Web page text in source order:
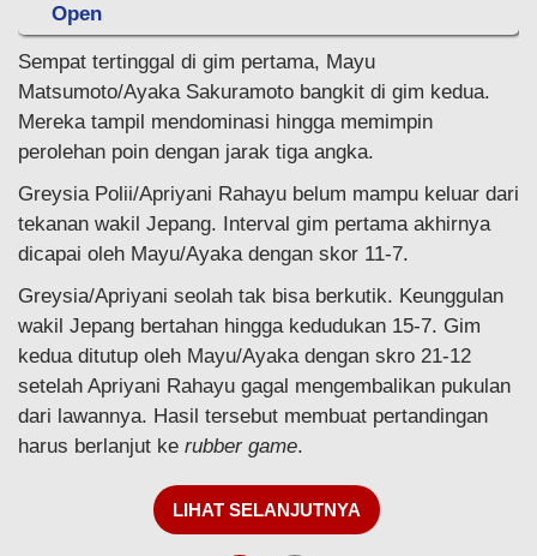
Open
Sempat tertinggal di gim pertama, Mayu
Matsumoto/Ayaka Sakuramoto bangkit di gim kedua.
Mereka tampil mendominasi hingga memimpin
perolehan poin dengan jarak tiga angka.
Greysia Polii/Apriyani Rahayu belum mampu keluar dari
tekanan wakil Jepang. Interval gim pertama akhirnya
dicapai oleh Mayu/Ayaka dengan skor 11-7.
Greysia/Apriyani seolah tak bisa berkutik. Keunggulan
wakil Jepang bertahan hingga kedudukan 15-7. Gim
kedua ditutup oleh Mayu/Ayaka dengan skro 21-12
setelah Apriyani Rahayu gagal mengembalikan pukulan
dari lawannya. Hasil tersebut membuat pertandingan
harus berlanjut ke rubber game.
LIHAT SELANJUTNYA